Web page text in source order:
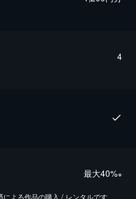
4
最⼤40%※